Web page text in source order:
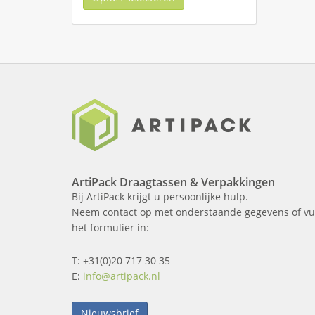
ArtiPack Draagtassen & Verpakkingen
Bij ArtiPack krijgt u persoonlijke hulp.
Neem contact op met onderstaande gegevens of
het formulier in:
T: +31(0)20 717 30 35
E: info@artipack.nl